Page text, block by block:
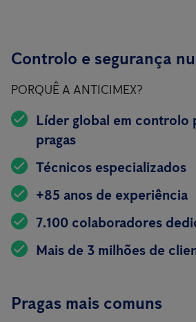
Controlo e segurança
PORQUÊ A ANTICIMEX?
Líder global em controlo
pragas
Técnicos especializados
+85 anos de experiência
7.100 colaboradores
Mais de 3 milhões de
Pragas mais comuns